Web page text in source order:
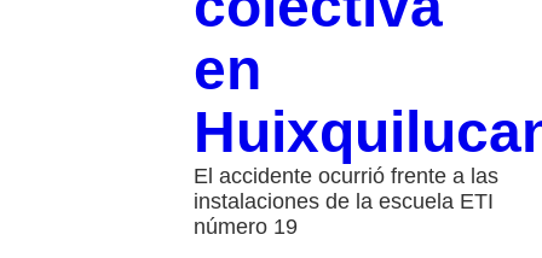
en
El accidente ocurrió frente a las
instalaciones de la escuela ETI
número 19